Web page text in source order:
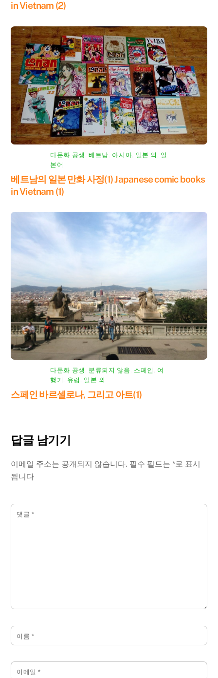
in Vietnam (2)
다문화 공생 ,베트남 아시아 일본 외
일
본어
베트남의 일본 만화 사정(1) Japanese comic books
in Vietnam (1)
다문화 공생 분류되지 않음 스페인
여
행기
유럽 일본 외
스페인 바르셀로나, 그리고 아트(1)
답글 남기기
이메일 주소는 공개되지 않습니다. 필수 필드는*로 표시
됩니다
댓글 *
이름 *
이메일*